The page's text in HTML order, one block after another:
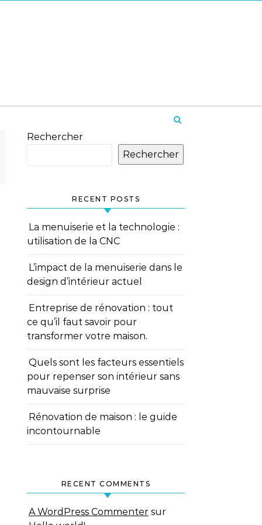
Rechercher
Rechercher
RECENT POSTS
La menuiserie et la technologie :
utilisation de la CNC
L’impact de la menuiserie dans le
design d’intérieur actuel
Entreprise de rénovation : tout
ce qu’il faut savoir pour
transformer votre maison.
Quels sont les facteurs essentiels
pour repenser son intérieur sans
mauvaise surprise
Rénovation de maison : le guide
incontournable
RECENT COMMENTS
A WordPress Commenter sur